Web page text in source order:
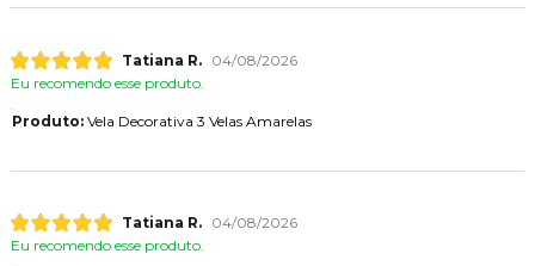
Tatiana R.
04/08/2026
Eu recomendo esse produto.
Produto:Vela Decorativa 3 Velas Amarelas
Tatiana R.
04/08/2026
Eu recomendo esse produto.